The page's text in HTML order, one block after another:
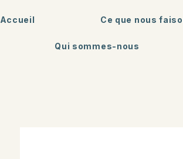
Accueil Ce que nous
Qui sommes-nous